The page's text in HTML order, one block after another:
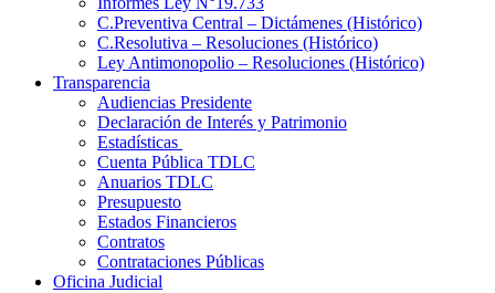
C.Preventiva Central – Dictámenes (Histórico)
C.Resolutiva – Resoluciones (Histórico)
Ley Antimonopolio – Resoluciones (Histórico)
Transparencia
Audiencias Presidente
Declaración de Interés y Patrimonio
Estadísticas
Cuenta Pública TDLC
Anuarios TDLC
Presupuesto
Estados Financieros
Contratos
Contrataciones Públicas
Oficina Judicial